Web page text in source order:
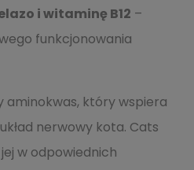
i witaminę B12 –
funkcjonowania
aminokwas, który wspiera
nerwowy kota. Cats
w odpowiednich